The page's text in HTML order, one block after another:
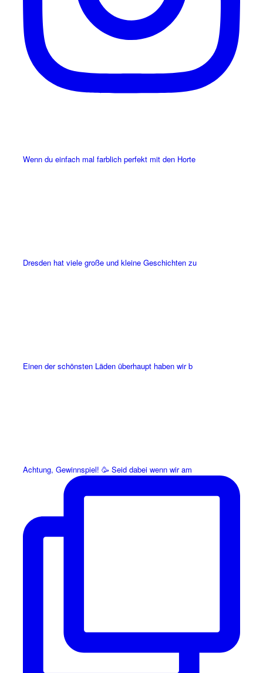
Wenn du einfach mal farblich perfekt mit den Horte
Dresden hat viele große und kleine Geschichten zu
Einen der schönsten Läden überhaupt haben wir b
Achtung, Gewinnspiel! 🥳 Seid dabei wenn wir am